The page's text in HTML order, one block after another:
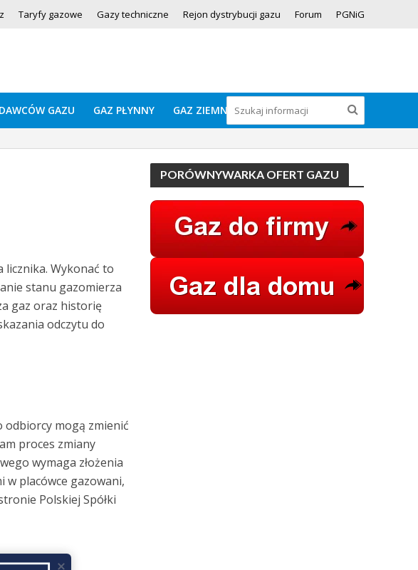
Taryfy gazowe Gazy techniczne Rejon dystrybucji gazu Forum PGNiG
GAZU GAZ PŁYNNY GAZ ZIEMNY
licznika. Wykonać to
stanu gazomierza
gaz oraz historię
odczytu do
odbiorcy mogą zmienić
proces zmiany
wymaga złożenia
w placówce gazowani,
Polskiej Spółki
PORÓWNYWARKA OFERT GAZU